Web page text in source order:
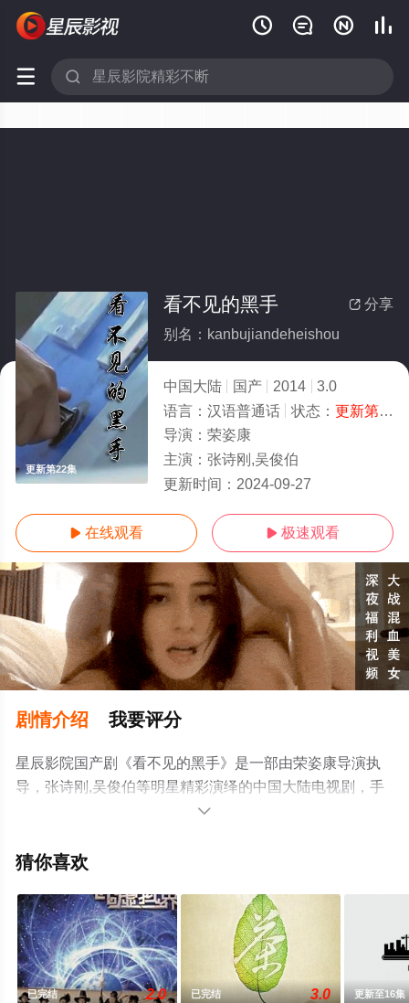
   
 
更新第22集
 分享
看不见的黑手
别名：kanbujiandeheishou
中国大陆 国产 2014
3.0
语言： 汉语普通话 状态： 更新第22集
导演： 荣姿康
主演： 张诗刚,吴俊伯
更新时间： 2024-09-27
 在线观看  极速观看
剧情介绍 我要评分
星辰影院国产剧《看不见的黑手》是一部由荣姿康导演执
导，张诗刚,吴俊伯等明星精彩演绎的中国大陆电视剧，手
机免费观看高清无删减完整版电视剧全集就来星辰影视，
台了解。

猜你喜欢
已完结 2.0 已完结 3.0 更新至16集